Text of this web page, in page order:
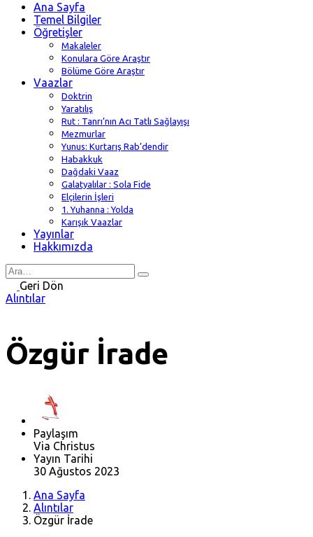
Ana Sayfa
Temel Bilgiler
Öğretişler
Makaleler
Konulara Göre Araştır
Bölüme Göre Araştır
Vaazlar
Doktrin
Yaratılış
Rut : Tanrı’nın Acı Tatlı Sağlayışı
Mezmurlar
Yunus: Kurtarış Rab’dendir
Habakkuk
Dağdaki Vaaz
Galatyalılar : Sola Fide
Elçilerin İşleri
1. Yuhanna : Yolda
Karışık Vaazlar
Yayınlar
Hakkımızda
Search
forGeri Dön
Alıntılar
Özgür İrade
Paylaşım
Via Christus
Yayın Tarihi
30 Ağustos 2023
Ana Sayfa
Alıntılar
Özgür İrade